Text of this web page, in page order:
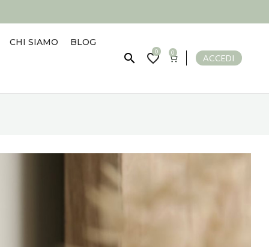
CHI SIAMO BLOG
 
0 0
ACCEDI